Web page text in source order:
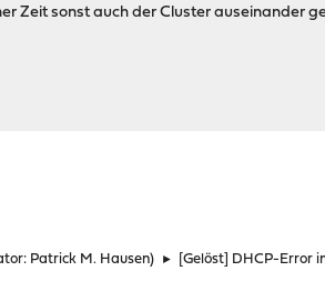
Zeit sonst auch der Cluster auseinander
Patrick M. Hausen) ► [Gelöst] DHCP-Error